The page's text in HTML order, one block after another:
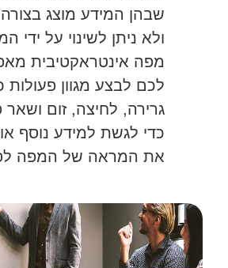
שבהן המידע מוצג
ולא ניתן לשינוי על
מפה אינטראקטיבית
לכם לבצע מגוון פעולות
גרירה, לחיצה, זום ושאר
כדי לגשת למידע נוסף
את המראה של המפה